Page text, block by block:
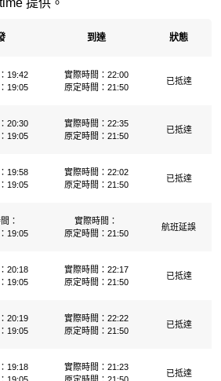
提供。
到達 狀態
19:42
19:05
實際時間：22:00
原定時間：21:50
已抵達
20:30
19:05
實際時間：22:35
原定時間：21:50
已抵達
19:58
19:05
實際時間：22:02
原定時間：21:50
已抵達
：
19:05
實際時間：
原定時間：21:50
航班延誤
20:18
19:05
實際時間：22:17
原定時間：21:50
已抵達
20:19
19:05
實際時間：22:22
原定時間：21:50
已抵達
19:18
實際時間：21:23
已抵達